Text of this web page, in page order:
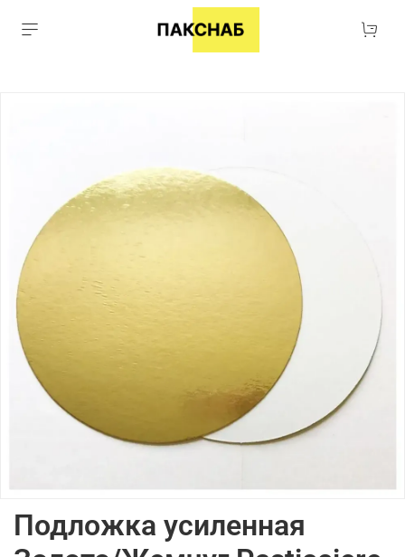
Подложка усиленная